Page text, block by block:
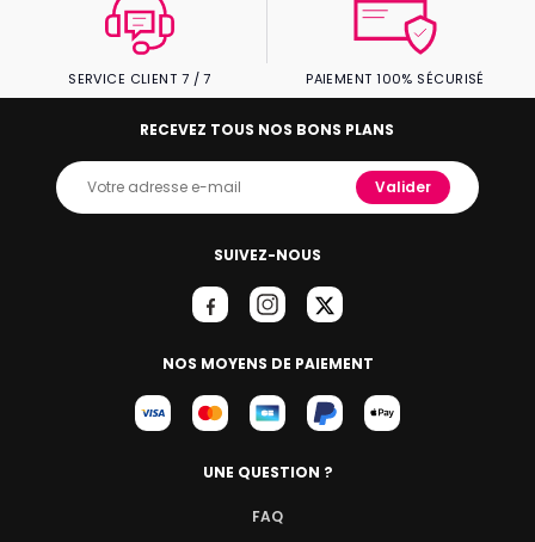
SERVICE CLIENT 7 / 7 PAIEMENT 100% SÉCURISÉ
SUIVEZ-NOUS
NOS MOYENS DE PAIEMENT
RECEVEZ TOUS NOS BONS PLANS
Valider
UNE QUESTION ?
FAQ